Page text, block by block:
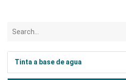
Tinta a base de agua